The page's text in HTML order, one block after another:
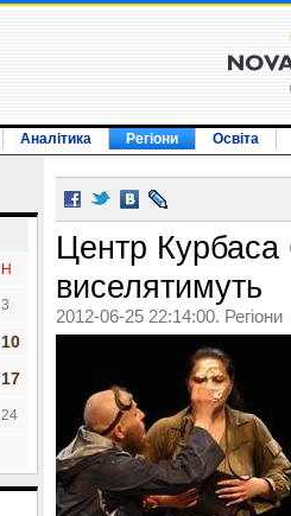
Аналітика Регіони Освіта
Н
3
10
17
24
Центр Курбаса
виселятимуть
2012-06-25 22:14:00. Регіони